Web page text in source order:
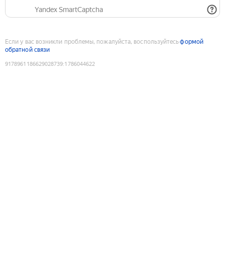
Yandex SmartCaptcha
Если у вас возникли проблемы, пожалуйста, воспользуйтесьформой
обратной связи
9178961186629028739:1786044622